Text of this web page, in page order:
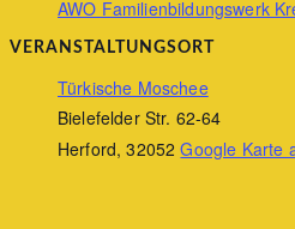
AWO Familienbildungswerk
VERANSTALTUNGSORT
Türkische Moschee
Bielefelder Str. 62-64
Herford, 32052 Google Karte